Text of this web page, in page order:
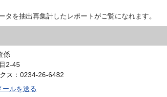
タを抽出再集計したレポートがご覧になれます。
係
2-45
ス：0234-26-6482
ルを送る